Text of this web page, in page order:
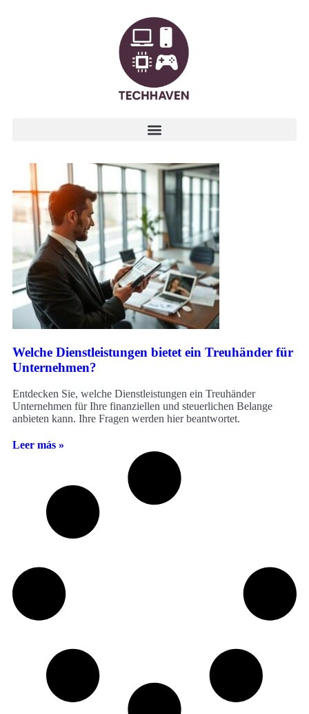
Welche Dienstleistungen bietet ein Treuhänder für
Unternehmen?
Entdecken Sie, welche Dienstleistungen ein Treuhänder
Unternehmen für Ihre finanziellen und steuerlichen Belange
anbieten kann. Ihre Fragen werden hier beantwortet.
Leer más »